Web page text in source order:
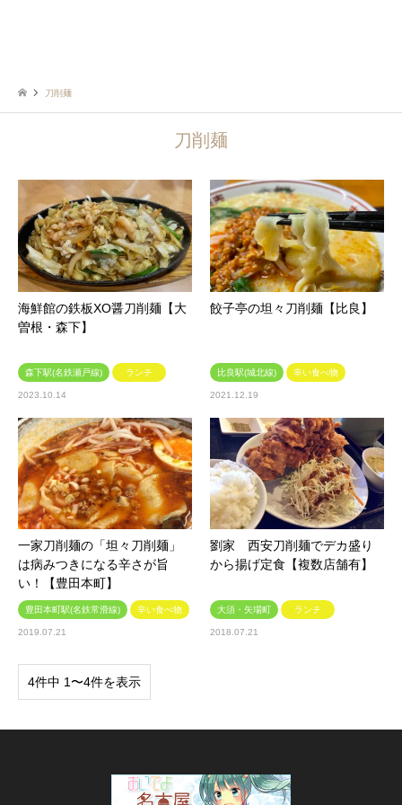
刀削麺
刀削麺
海鮮館の鉄板XO醤刀削麺【大
曽根・森下】
森下駅(名鉄瀬戸線) ランチ
2023.10.14
餃子亭の坦々刀削麺【比良】
比良駅(城北線) 辛い食べ物
2021.12.19
一家刀削麺の「坦々刀削麺」
は病みつきになる辛さが旨
い！【豊田本町】
豊田本町駅(名鉄常滑線) 辛い食べ物
2019.07.21
劉家 西安刀削麺でデカ盛り
から揚げ定食【複数店舗有】
大須・矢場町 ランチ
2018.07.21
4件中 1〜4件を表示